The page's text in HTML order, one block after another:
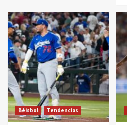
Béisbol Tendencias